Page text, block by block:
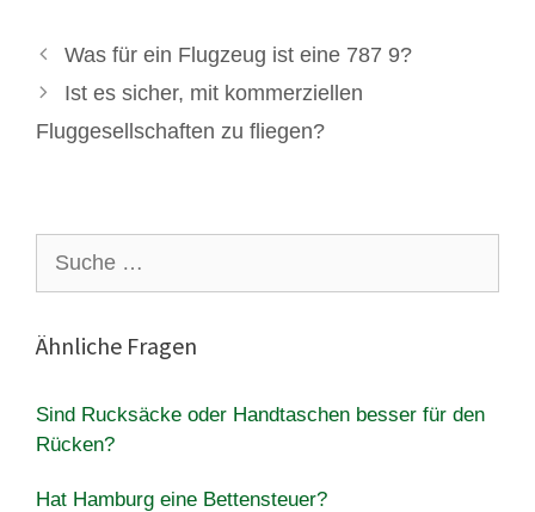
Was für ein Flugzeug ist eine 787 9?
Ist es sicher, mit kommerziellen
Fluggesellschaften zu fliegen?
nach:
Ähnliche Fragen
Sind Rucksäcke oder Handtaschen besser für den
Rücken?
Hat Hamburg eine Bettensteuer?